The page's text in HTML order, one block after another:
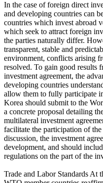
In the case of foreign direct
and developing countries can
countries which invest abroad
which seek to attract foreign
the parties naturally differ.
transparent, stable and
environment, conflicts arising
resolved. To gain good results
investment agreement, the
developing countries
allow them to fully participate
Korea should submit to the
a concrete proposal detailing
multilateral investment
facilitate the participation of
discussion, the investment
development, and should
regulations on the part of the
Trade and Labor Standards At